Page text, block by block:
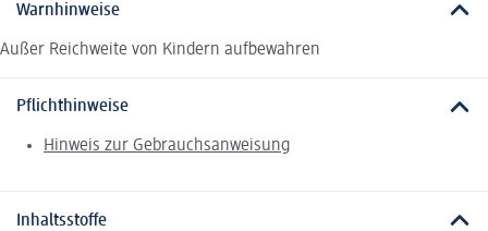
Warnhinweise
Außer Reichweite von Kindern aufbewahren
Pflichthinweise
Hinweis zur Gebrauchsanweisung
Inhaltsstoffe